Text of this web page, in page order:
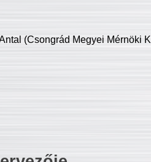
(Csongrád Megyei Mérnöki